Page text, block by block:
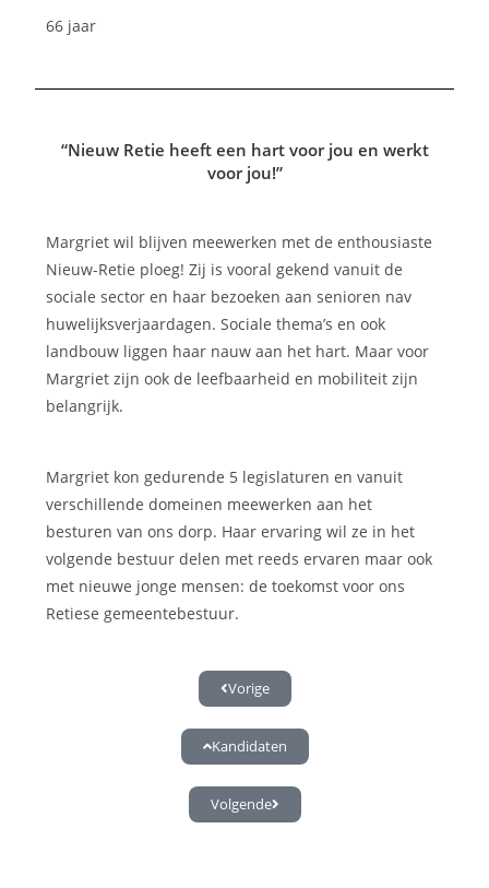
66 jaar
“Nieuw Retie heeft een hart voor jou en werkt
voor jou!”
Margriet wil blijven meewerken met de enthousiaste
Nieuw-Retie ploeg! Zij is vooral gekend vanuit de
sociale sector en haar bezoeken aan senioren nav
huwelijksverjaardagen. Sociale thema’s en ook
landbouw liggen haar nauw aan het hart. Maar voor
Margriet zijn ook de leefbaarheid en mobiliteit zijn
belangrijk.
Margriet kon gedurende 5 legislaturen en vanuit
verschillende domeinen meewerken aan het
besturen van ons dorp. Haar ervaring wil ze in het
volgende bestuur delen met reeds ervaren maar ook
met nieuwe jonge mensen: de toekomst voor ons
Retiese gemeentebestuur.
Vorige
Kandidaten
Volgende